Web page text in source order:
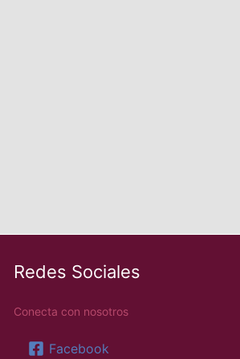
Redes Sociales
Conecta con nosotros
Facebook